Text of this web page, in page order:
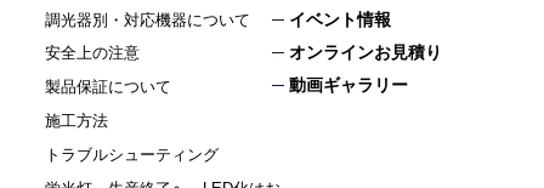
調光器別・対応機器について
安全上の注意
製品保証について
施工方法
トラブルシューティング
イベント情報
オンラインお見積り
動画ギャラリー